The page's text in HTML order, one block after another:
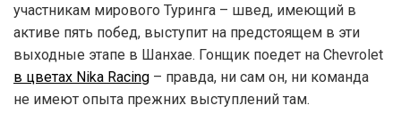
участникам мирового Туринга – швед, имеющий в
активе пять побед, выступит на предстоящем в эти
выходные этапе в Шанхае. Гонщик поедет на Chevrolet
в цветах Nika Racing – правда, ни сам он, ни команда
не имеют опыта прежних выступлений там.